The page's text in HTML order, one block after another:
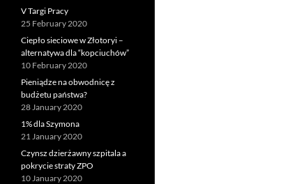
V Targi Pracy
25 February 2020
Ciepło sieciowe w Złotoryi –
alternatywa dla “kopciuchów”
10 February 2020
Pieniądze na obwodnicę z
budżetu państwa?
28 January 2020
1% dla Szymona
21 January 2020
Czynsz dzierżawny szpitala a
pokrycie straty ZPO
10 January 2020